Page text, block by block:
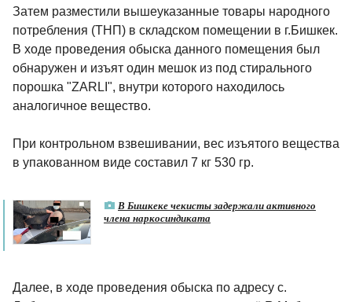
Затем разместили вышеуказанные товары народного
потребления (ТНП) в складском помещении в г.Бишкек.
В ходе проведения обыска данного помещения был
обнаружен и изъят один мешок из под стирального
порошка "ZARLI", внутри которого находилось
аналогичное вещество.
При контрольном взвешивании, вес изъятого вещества
в упакованном виде составил 7 кг 530 гр.
В Бишкеке чекисты задержали активного
члена наркосиндиката
Далее, в ходе проведения обыска по адресу с.